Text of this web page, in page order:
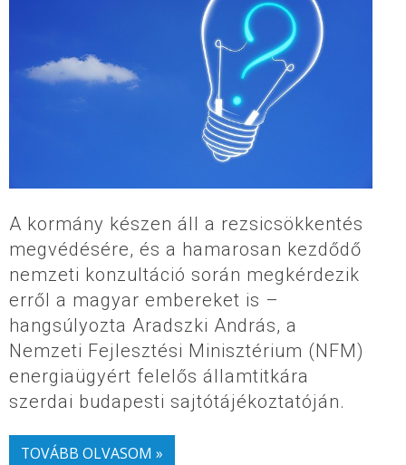
A kormány készen áll a rezsicsökkentés
megvédésére, és a hamarosan kezdődő
nemzeti konzultáció során megkérdezik
erről a magyar embereket is –
hangsúlyozta Aradszki András, a
Nemzeti Fejlesztési Minisztérium (NFM)
energiaügyért felelős államtitkára
szerdai budapesti sajtótájékoztatóján.
TOVÁBB OLVASOM »